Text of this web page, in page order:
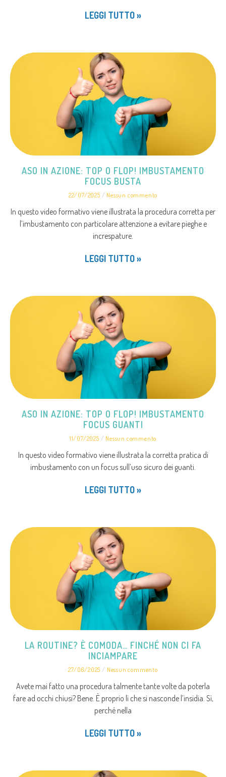
LEGGI TUTTO »
ASO IN AZIONE: TOP O FLOP! IMBUSTAMENTO
FOCUS BUSTA
22/07/2025 Nessun commento
In questo video formativo viene illustrata la procedura corretta per
l’imbustamento con particolare attenzione a evitare pieghe e
increspature.
LEGGI TUTTO »
ASO IN AZIONE: TOP O FLOP! IMBUSTAMENTO
FOCUS GUANTI
11/07/2025 Nessun commento
In questo video formativo viene illustrata la corretta pratica di
imbustamento con un focus sull’uso sicuro dei guanti.
LEGGI TUTTO »
LA ROUTINE? È COMODA… FINCHÉ NON CI FA
INCIAMPARE
27/06/2025 Nessun commento
Avete mai fatto una procedura talmente tante volte da poterla
fare ad occhi chiusi? Bene. È proprio lì che si nasconde l’insidia. Sì,
perché nella
LEGGI TUTTO »